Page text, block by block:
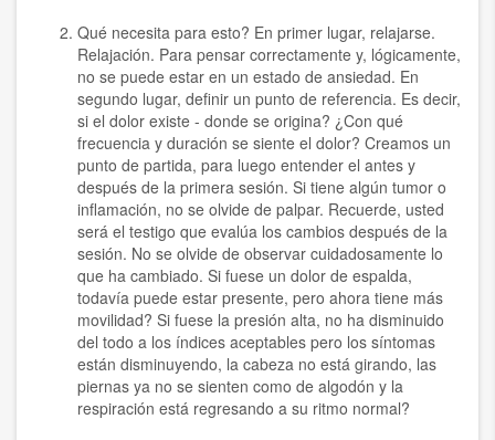
Qué necesita para esto? En primer lugar, relajarse.
Relajación. Para pensar correctamente y, lógicamente,
no se puede estar en un estado de ansiedad. En
segundo lugar, definir un punto de referencia. Es decir,
si el dolor existe - donde se origina? ¿Con qué
frecuencia y duración se siente el dolor? Creamos un
punto de partida, para luego entender el antes y
después de la primera sesión. Si tiene algún tumor o
inflamación, no se olvide de palpar. Recuerde, usted
será el testigo que evalúa los cambios después de la
sesión. No se olvide de observar cuidadosamente lo
que ha cambiado. Si fuese un dolor de espalda,
todavía puede estar presente, pero ahora tiene más
movilidad? Si fuese la presión alta, no ha disminuido
del todo a los índices aceptables pero los síntomas
están disminuyendo, la cabeza no está girando, las
piernas ya no se sienten como de algodón y la
respiración está regresando a su ritmo normal?